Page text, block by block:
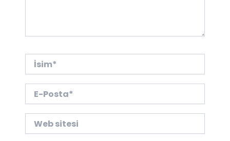
İsim*
Posta*
sitesi